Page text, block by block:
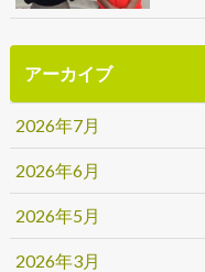
アーカイブ
2026年7月
2026年6月
2026年5月
2026年3月